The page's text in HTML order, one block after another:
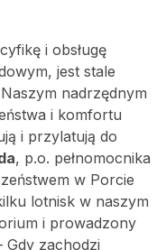
i obsługę
jest stale
nadrzędnym
i komfortu
i przylatują do
, p.o. pełnomocnika
w Porcie
lotnisk w naszym
i prowadzony
Gdy zachodzi